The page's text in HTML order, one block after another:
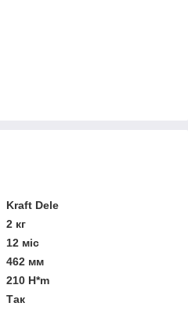
Kraft Dele
2 кг
12 міс
462 мм
210 H*m
Так